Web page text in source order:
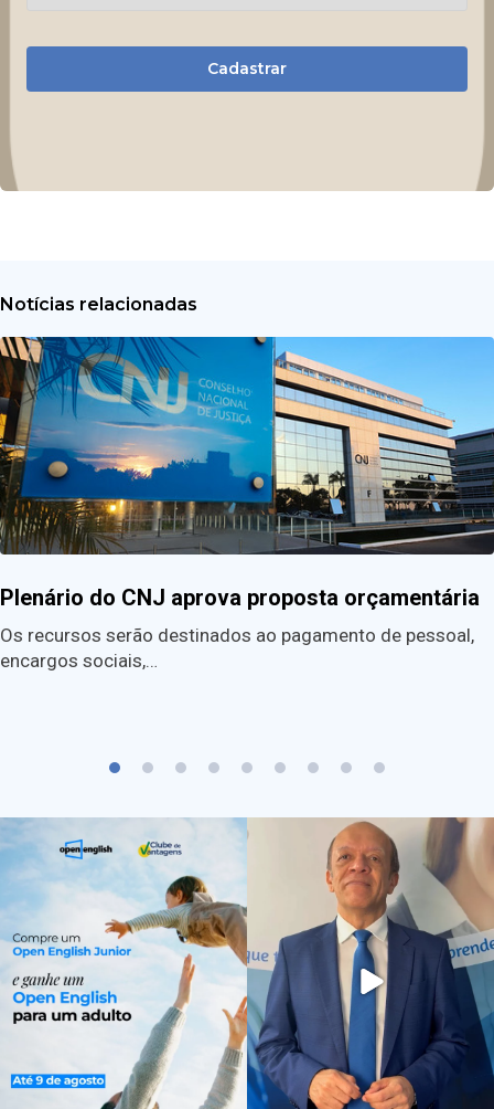
Cadastrar
Notícias relacionadas
Plenário do CNJ aprova proposta orçamentária
Os recursos serão destinados ao pagamento de pessoal,
encargos sociais,…